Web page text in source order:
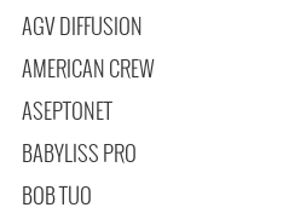
AGV DIFFUSION
AMERICAN CREW
ASEPTONET
BABYLISS PRO
BOB TUO